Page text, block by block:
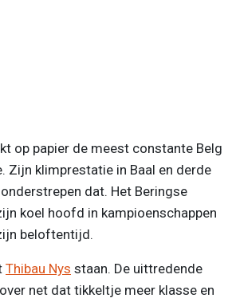
op papier de meest constante Belg
Zijn klimprestatie in Baal en derde
dat. Het Beringse
koel hoofd in kampioenschappen
beloftentijd.
Thibau Nys staan. De uittredende
net dat tikkeltje meer klasse en